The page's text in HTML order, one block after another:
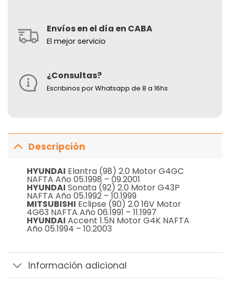
Envíos en el día en CABA
El mejor servicio
¿Consultas?
Escribinos por Whatsapp de 8 a 16hs
Descripción
HYUNDAI Elantra (98) 2.0 Motor G4GC
NAFTA Año 05.1998 – 09.2001
HYUNDAI Sonata (92) 2.0 Motor G43P
NAFTA Año 05.1992 – 10.1999
MITSUBISHI Eclipse (90) 2.0 16V Motor
4G63 NAFTA Año 06.1991 – 11.1997
HYUNDAI Accent 1.5N Motor G4K NAFTA
Año 05.1994 – 10.2003
Información adicional